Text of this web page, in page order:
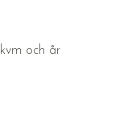
och år